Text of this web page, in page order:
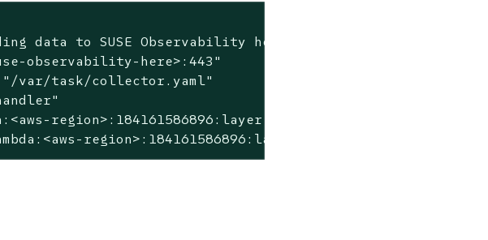
data to SUSE Observability here>"
observability-here>:443"
"/var/task/collector.yaml"
region>:184161586896:layer:opentelemetry-nodejs-
region>:184161586896:layer:opentelemetry-